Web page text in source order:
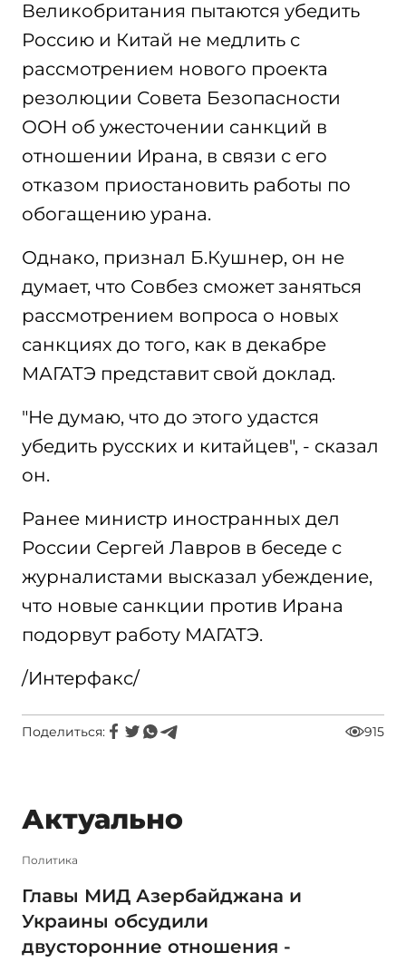
Великобритания пытаются убедить
Россию и Китай не медлить с
рассмотрением нового проекта
резолюции Совета Безопасности
ООН об ужесточении санкций в
отношении Ирана, в связи с его
отказом приостановить работы по
обогащению урана.
Однако, признал Б.Кушнер, он не
думает, что Совбез сможет заняться
рассмотрением вопроса о новых
санкциях до того, как в декабре
МАГАТЭ представит свой доклад.
"Не думаю, что до этого удастся
убедить русских и китайцев", - сказал
он.
Ранее министр иностранных дел
России Сергей Лавров в беседе с
журналистами высказал убеждение,
что новые санкции против Ирана
подорвут работу МАГАТЭ.
/Интерфакс/
Поделиться: 915
Актуально
Политика
Главы МИД Азербайджана и
Украины обсудили
двусторонние отношения -